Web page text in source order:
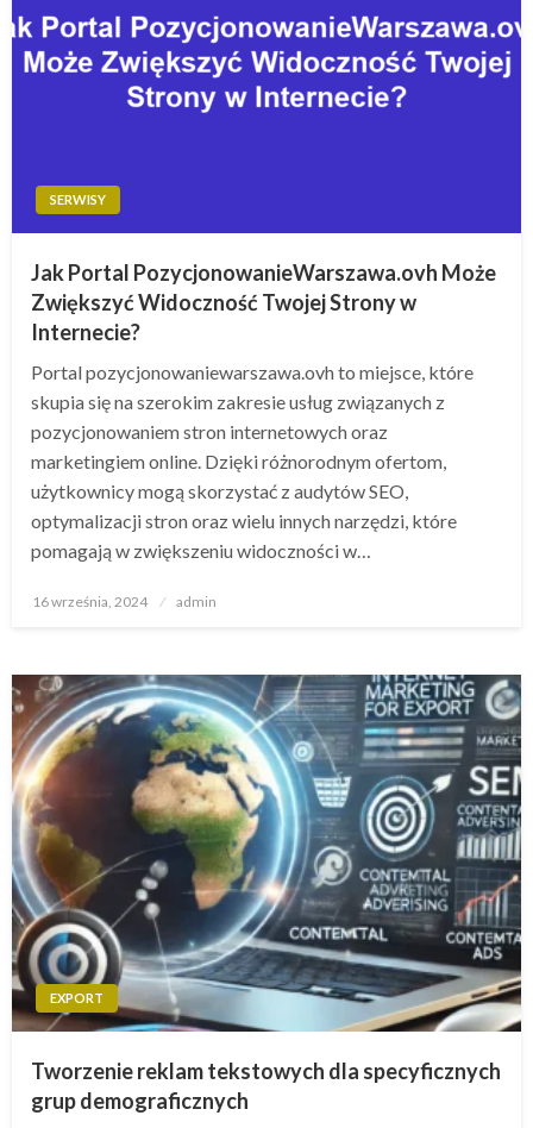
SERWISY
Jak Portal PozycjonowanieWarszawa.ovh Może
Zwiększyć Widoczność Twojej Strony w
Internecie?
Portal pozycjonowaniewarszawa.ovh to miejsce, które
skupia się na szerokim zakresie usług związanych z
pozycjonowaniem stron internetowych oraz
marketingiem online. Dzięki różnorodnym ofertom,
użytkownicy mogą skorzystać z audytów SEO,
optymalizacji stron oraz wielu innych narzędzi, które
pomagają w zwiększeniu widoczności w…
Opublikowane
16 września, 2024 admin
EXPORT
Tworzenie reklam tekstowych dla specyficznych
grup demograficznych